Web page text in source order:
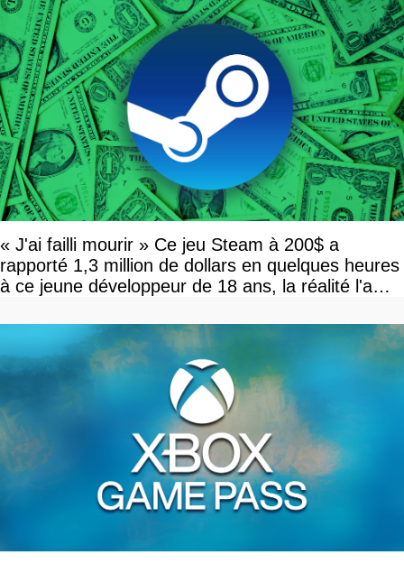
« J'ai failli mourir » Ce jeu Steam à 200$ a
rapporté 1,3 million de dollars en quelques heures
à ce jeune développeur de 18 ans, la réalité l'a